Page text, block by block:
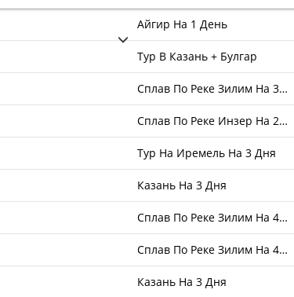
Айгир На 1 День
Тур В Казань + Булгар
Сплав По Реке Зилим На 3…
Сплав По Реке Инзер На 2…
Тур На Иремель На 3 Дня
Казань На 3 Дня
Сплав По Реке Зилим На 4…
Сплав По Реке Зилим На 4…
Казань На 3 Дня